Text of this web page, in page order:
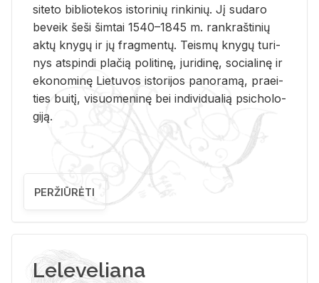
si­te­to bi­b­lio­te­kos is­to­ri­nių rin­ki­nių. Jį su­da­ro
be­veik šeši šim­tai 1540–1845 m. rank­raš­ti­nių
aktų kny­gų ir jų frag­men­tų. Teis­mų kny­gų tu­ri­
nys at­spin­di pla­čią po­li­ti­nę, ju­ri­di­nę, so­cia­li­nę ir
eko­no­mi­nę Lie­tu­vos is­to­ri­jos pa­no­ra­mą, pra­ei­
ties bui­tį, vi­suo­me­ni­nę bei in­di­vi­dua­lią psi­cho­lo­
gi­ją.
PERŽIŪRĖTI
Leleveliana